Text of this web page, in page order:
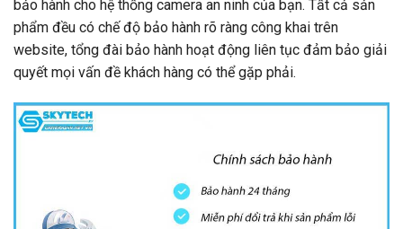
bảo hành cho hệ thống camera an ninh của bạn. Tất cả sản
phẩm đều có chế độ bảo hành rõ ràng công khai trên
website, tổng đài bảo hành hoạt động liên tục đảm bảo giải
quyết mọi vấn đề khách hàng có thể gặp phải.